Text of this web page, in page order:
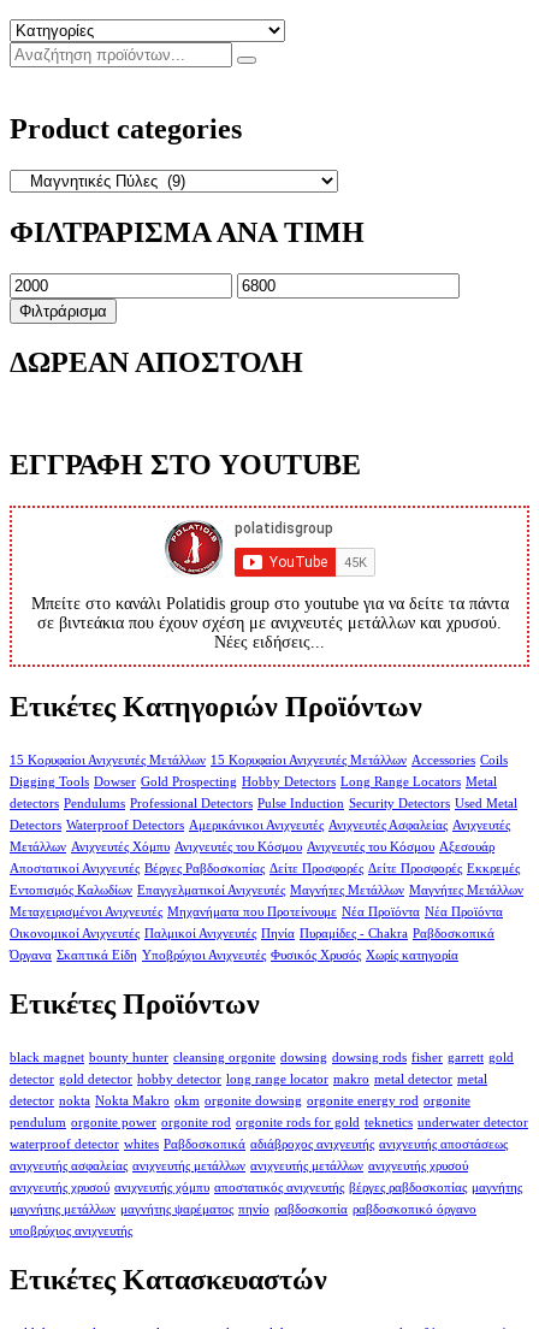
Product categories
ΦΙΛΤΡΑΡΙΣΜΑ ΑΝΑ ΤΙΜΗ
Ελάχιστη
τιμή
Μέγιστη
τιμή
Φιλτράρισμα
ΔΩΡΕΑΝ ΑΠΟΣΤΟΛΗ
ΕΓΓΡΑΦΗ ΣΤΟ YOUTUBE
Μπείτε στο κανάλι Polatidis group στο youtube για να δείτε τα πάντα
σε βιντεάκια που έχουν σχέση με ανιχνευτές μετάλλων και χρυσού.
Νέες ειδήσεις...
Ετικέτες Κατηγοριών Προϊόντων
15 Κορυφαίοι Ανιχνευτές Μετάλλων 15 Κορυφαίοι Ανιχνευτές Μετάλλων Accessories Coils
Digging Tools Dowser Gold Prospecting Hobby Detectors Long Range Locators Metal
detectors Pendulums Professional Detectors Pulse Induction Security Detectors Used Metal
Detectors Waterproof Detectors Αμερικάνικοι Ανιχνευτές Ανιχνευτές Ασφαλείας Ανιχνευτές
Μετάλλων Ανιχνευτές Χόμπυ Ανιχνευτές του Κόσμου Ανιχνευτές του Κόσμου Αξεσουάρ
Αποστατικοί Ανιχνευτές Βέργες Ραβδοσκοπίας Δείτε Προσφορές Δείτε Προσφορές Εκκρεμές
Εντοπισμός Καλωδίων Επαγγελματικοί Ανιχνευτές Μαγνήτες Μετάλλων Μαγνήτες Μετάλλων
Μεταχειρισμένοι Ανιχνευτές Μηχανήματα που Προτείνουμε Νέα Προϊόντα Νέα Προϊόντα
Οικονομικοί Ανιχνευτές Παλμικοί Ανιχνευτές Πηνία Πυραμίδες - Chakra Ραβδοσκοπικά
Όργανα Σκαπτικά Είδη Υποβρύχιοι Ανιχνευτές Φυσικός Χρυσός Χωρίς κατηγορία
Ετικέτες Προϊόντων
black magnet bounty hunter cleansing orgonite dowsing dowsing rods fisher garrett gold
detector gold detector hobby detector long range locator makro metal detector metal
detector nokta Nokta Makro okm orgonite dowsing orgonite energy rod orgonite
pendulum orgonite power orgonite rod orgonite rods for gold teknetics underwater detector
waterproof detector whites Ραβδοσκοπικά αδιάβροχος ανιχνευτής ανιχνευτής αποστάσεως
ανιχνευτής ασφαλείας ανιχνευτής μετάλλων ανιχνευτής μετάλλων ανιχνευτής χρυσού
ανιχνευτής χρυσού ανιχνευτής χόμπυ αποστατικός ανιχνευτής βέργες ραβδοσκοπίας μαγνήτης
μαγνήτης μετάλλων μαγνήτης ψαρέματος πηνίο ραβδοσκοπία ραβδοσκοπικό όργανο
υποβρύχιος ανιχνευτής
Ετικέτες Κατασκευαστών